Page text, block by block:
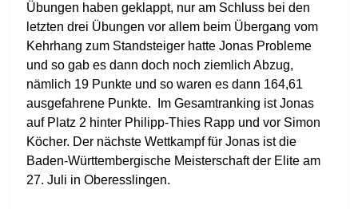
Übungen haben geklappt, nur am Schluss bei den
letzten drei Übungen vor allem beim Übergang vom
Kehrhang zum Standsteiger hatte Jonas Probleme
und so gab es dann doch noch ziemlich Abzug,
nämlich 19 Punkte und so waren es dann 164,61
ausgefahrene Punkte. Im Gesamtranking ist Jonas
auf Platz 2 hinter Philipp-Thies Rapp und vor Simon
Köcher. Der nächste Wettkampf für Jonas ist die
Baden-Württembergische Meisterschaft der Elite am
27. Juli in Oberesslingen.